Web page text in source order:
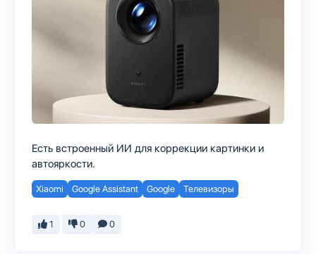
Есть встроенный ИИ для коррекции картинки и
автояркости.
Xiaomi Google Assistant Google Телевизоры
1 0 0